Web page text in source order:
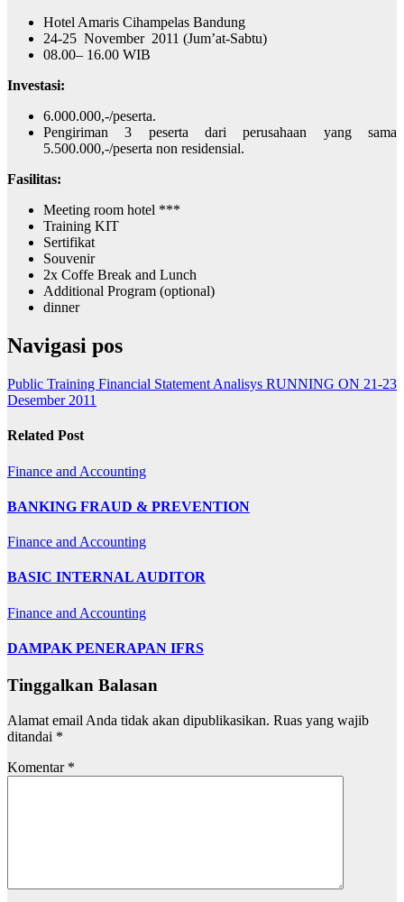
Hotel Amaris Cihampelas Bandung
24-25 November 2011 (Jum’at-Sabtu)
08.00– 16.00 WIB
Investasi:
6.000.000,-/peserta.
Pengiriman 3 peserta dari perusahaan yang sama
5.500.000,-/peserta non residensial.
Fasilitas:
Meeting room hotel ***
Training KIT
Sertifikat
Souvenir
2x Coffe Break and Lunch
Additional Program (optional)
dinner
Navigasi pos
Public Training Financial Statement Analisys RUNNING ON 21-23
Desember 2011
Related Post
Finance and Accounting
BANKING FRAUD & PREVENTION
Finance and Accounting
BASIC INTERNAL AUDITOR
Finance and Accounting
DAMPAK PENERAPAN IFRS
Tinggalkan Balasan
Alamat email Anda tidak akan dipublikasikan. Ruas yang wajib
ditandai *
Komentar *